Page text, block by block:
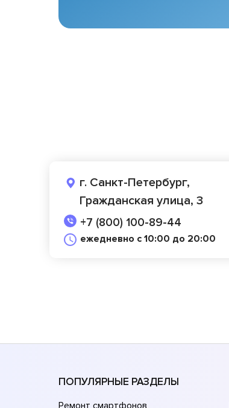
г. Санкт-Петербург,
Гражданская улица, 3
+7 (800) 100-89-44
ежедневно с 10:00 до 20:00
ПОПУЛЯРНЫЕ РАЗДЕЛЫ
Ремонт смартфонов